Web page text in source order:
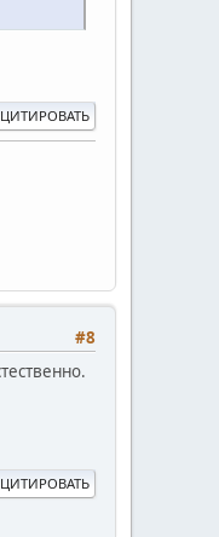
ЦИТИРОВАТЬ
#8
ЦИТИРОВАТЬ